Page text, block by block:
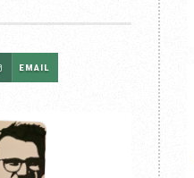
EMAIL